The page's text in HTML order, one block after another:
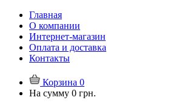
Главная
О компании
Интернет-магазин
Оплата и доставка
Контакты
Корзина 0
На сумму 0 грн.